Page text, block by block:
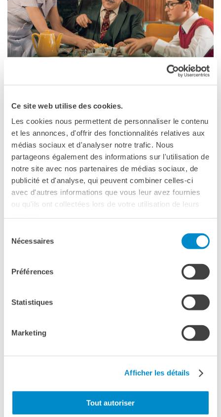
Ce site web utilise des cookies.
Les cookies nous permettent de personnaliser le contenu
et les annonces, d'offrir des fonctionnalités relatives aux
médias sociaux et d'analyser notre trafic. Nous
partageons également des informations sur l'utilisation de
notre site avec nos partenaires de médias sociaux, de
publicité et d'analyse, qui peuvent combiner celles-ci
avec d'autres informations que vous leur avez fournies
ou qu'ils ont collectées lors de votre utilisation de leurs
Nécessaires
Préférences
Statistiques
Marketing
Afficher les détails
Tout autoriser
11 aprile, 21:00
Largo Ascianghi, 1, 00192 Roma RM
Roma
Telefono 06 581 8116
Vedere la mappa
L’attrice ELSA ZYLBERSTEINe la regista VINCIANE
MILLEREAUpresenteranno - l’ 11 aprilealle
DOMANI
Please to watch this video.
In un tranquillo paesino francese degli anni ’50, Hélène e